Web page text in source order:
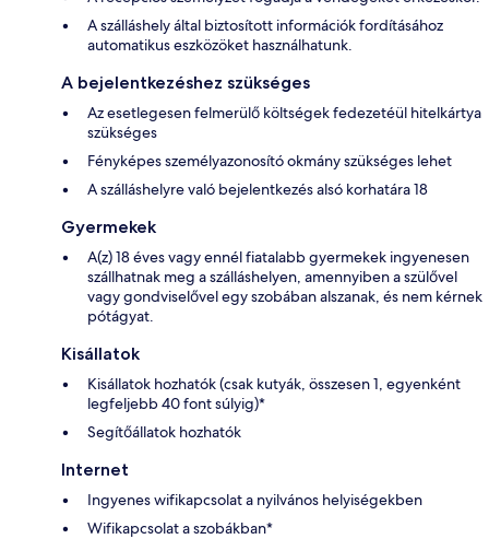
A szálláshely által biztosított információk fordításához
automatikus eszközöket használhatunk.
A bejelentkezéshez szükséges
Az esetlegesen felmerülő költségek fedezetéül hitelkártya
szükséges
Fényképes személyazonosító okmány szükséges lehet
A szálláshelyre való bejelentkezés alsó korhatára 18
Gyermekek
A(z) 18 éves vagy ennél fiatalabb gyermekek ingyenesen
szállhatnak meg a szálláshelyen, amennyiben a szülővel
vagy gondviselővel egy szobában alszanak, és nem kérnek
pótágyat.
Kisállatok
Kisállatok hozhatók (csak kutyák, összesen 1, egyenként
legfeljebb 40 font súlyig)*
Segítőállatok hozhatók
Internet
Ingyenes wifikapcsolat a nyilvános helyiségekben
Wifikapcsolat a szobákban*